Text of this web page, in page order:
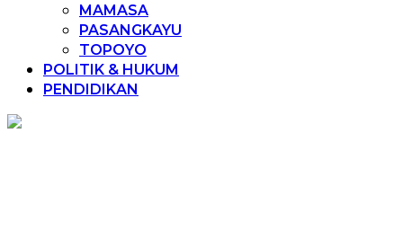
MAMASA
PASANGKAYU
TOPOYO
POLITIK & HUKUM
PENDIDIKAN